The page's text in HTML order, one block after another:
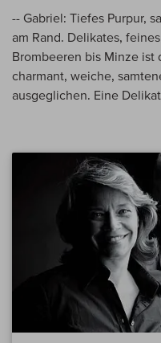
-- Gabriel: Tiefes Purpur,
am Rand. Delikates,
Brombeeren bis Minze ist
charmant, weiche,
ausgeglichen. Eine